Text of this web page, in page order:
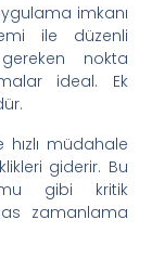
imkanı
ile düzenli
nokta
ideal. Ek
hızlı müdahale
giderir. Bu
gibi kritik
zamanlama